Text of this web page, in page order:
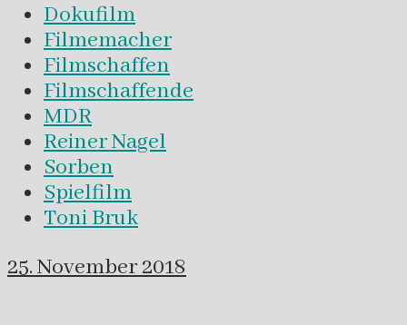
Dokufilm
Filmemacher
Filmschaffen
Filmschaffende
MDR
Reiner Nagel
Sorben
Spielfilm
Toni Bruk
25. November 2018